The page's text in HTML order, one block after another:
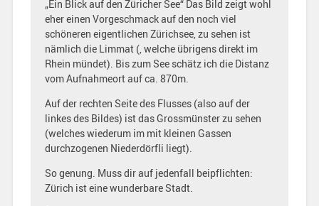
„Ein Blick auf den Züricher See“ Das Bild zeigt wohl
eher einen Vorgeschmack auf den noch viel
schöneren eigentlichen Zürichsee, zu sehen ist
nämlich die Limmat (, welche übrigens direkt im
Rhein mündet). Bis zum See schätz ich die Distanz
vom Aufnahmeort auf ca. 870m.
Auf der rechten Seite des Flusses (also auf der
linkes des Bildes) ist das Grossmünster zu sehen
(welches wiederum im mit kleinen Gassen
durchzogenen Niederdörfli liegt).
So genung. Muss dir auf jedenfall beipflichten:
Zürich ist eine wunderbare Stadt.